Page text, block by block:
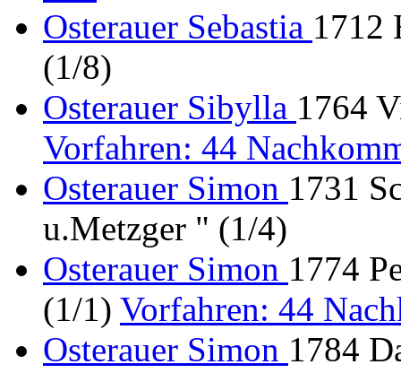
Osterauer Sebastia 1712
(1/8)
Osterauer Sibylla 1764
Vorfahren: 44
Osterauer Simon 1731
u.Metzger " (1/4)
Osterauer Simon 1774
(1/1) Vorfahren: 44
Osterauer Simon 1784